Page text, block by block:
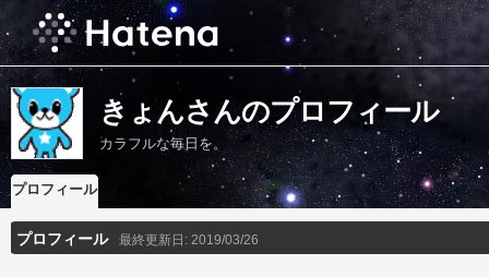
きょんさんのプロフィール
カラフルな毎日を。
プロフィール
プロフィール 最終更新日: 2019/03/26